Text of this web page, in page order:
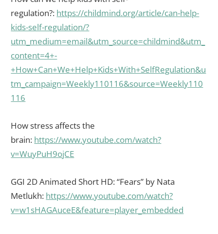
regulation?: https://childmind.org/article/can-help-
kids-self-regulation/?
utm_medium=email&utm_source=childmind&utm_
content=4+-
+How+Can+We+Help+Kids+With+SelfRegulation&u
tm_campaign=Weekly110116&source=Weekly110
116
How stress affects the
brain: https://www.youtube.com/watch?
v=WuyPuH9ojCE
GGI 2D Animated Short HD: “Fears” by Nata
Metlukh: https://www.youtube.com/watch?
v=w1sHAGAuceE&feature=player_embedded